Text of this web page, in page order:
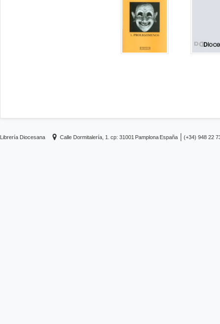
Librería Diocesana Calle Dormitalería, 1. cp: 31001 Pamplona España (+34) 948 22